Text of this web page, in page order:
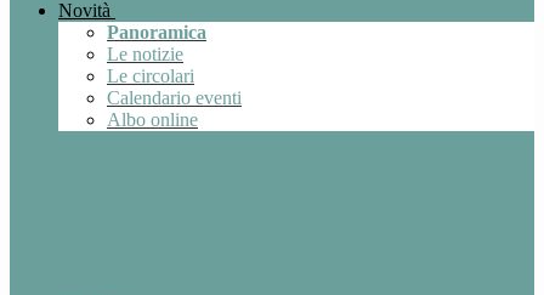
Novità
Panoramica
Le notizie
Le circolari
Calendario eventi
Albo online